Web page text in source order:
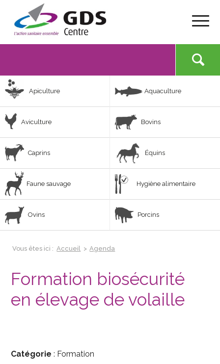
Apiculture Aquaculture
Aviculture Bovins
Caprins Équins
Faune sauvage Hygiène alimentaire
Ovins Porcins
Vous êtes ici : Accueil > Agenda
Formation biosécurité
en élevage de volaille
Catégorie : Formation